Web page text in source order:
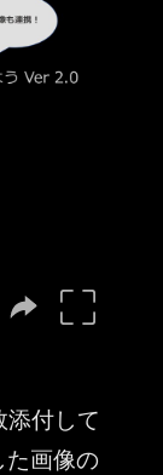
付して
画像の